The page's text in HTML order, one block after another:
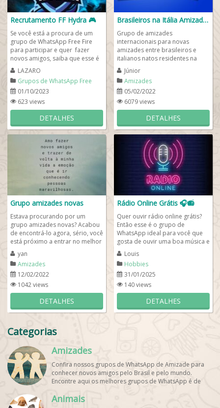
Recrutamento FF Hydra 🎮
Se você está a procura de um
grupo de WhatsApp Free Fire
para participar e quer fazer
novos amigos, saiba que esse é
certamente o melhor grupo de
guilda...
LAZARO
Grupos de WhatsApp Free
Fire
01/10/2023
623 views
DETALHES
Brasileiros na Itália Amizades
Grupo de amizades
internacionais para novas
amizades entre brasileiros e
italianos natos residentes na
Itália para troca de informações
construtivas,...
Júnior
Amizades
05/02/2022
6079 views
DETALHES
Grupo amizades novas
Estava procurando por um
grupo amizades novas? Acabou
de encontrá-lo agora, sério, você
está próximo a entrar no melhor
grupo de novas amizades do
Brasil....
yan
Amizades
12/02/2022
1042 views
DETALHES
Rádio Online Grátis 🎧📻
Quer ouvir rádio online grátis?
Então esse é o grupo de
WhatsApp ideal para você que
gosta de ouvir uma boa música e
se manter sempre informado
com as...
Louis
Hobbies
31/01/2025
140 views
DETALHES
Categorias
Amizades
Confira nossos grupos de WhatsApp de Amizade para
conhecer novos amigos pelo Brasil e pelo mundo.
Encontre aqui os melhores grupos de WhatsApp é de
Animais